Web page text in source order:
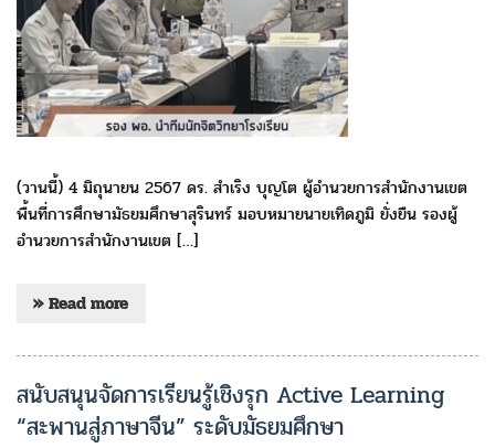
(วานนี้) 4 มิถุนายน 2567 ดร. สำเริง บุญโต ผู้อำนวยการสำนักงานเขต
พื้นที่การศึกษามัธยมศึกษาสุรินทร์ มอบหมายนายเทิดภูมิ ยั่งยืน รองผู้
อำนวยการสำนักงานเขต […]
» Read more
สนับสนุนจัดการเรียนรู้เชิงรุก Active Learning
“สะพานสู่ภาษาจีน” ระดับมัธยมศึกษา